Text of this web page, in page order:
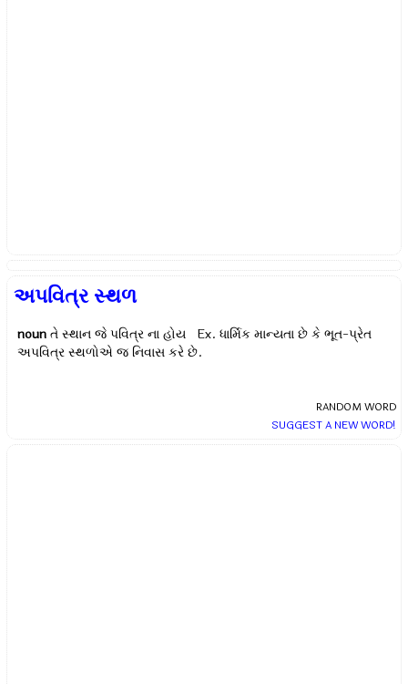
અપવિત્ર સ્થળ
noun તે સ્થાન જે પવિત્ર ના હોય Ex.ધાર્મિક માન્યતા છે કે ભૂત-પ્રેત
અપવિત્ર સ્થળોએ જ નિવાસ કરે છે.
RANDOM WORD
SUGGEST A NEW WORD!